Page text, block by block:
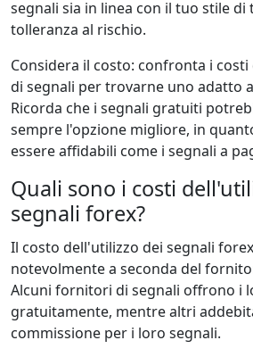
segnali sia in linea con il tuo stile di
tolleranza al rischio.
Considera il costo: confronta i
di segnali per trovarne uno adatto
Ricorda che i segnali gratuiti
sempre l'opzione migliore, in
essere affidabili come i segnali a
Quali sono i costi
segnali forex?
Il costo dell'utilizzo dei segnali
notevolmente a seconda del
Alcuni fornitori di segnali offrono i
gratuitamente, mentre altri
commissione per i loro segnali.